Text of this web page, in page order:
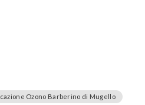
Ozono Barberino di Mugello